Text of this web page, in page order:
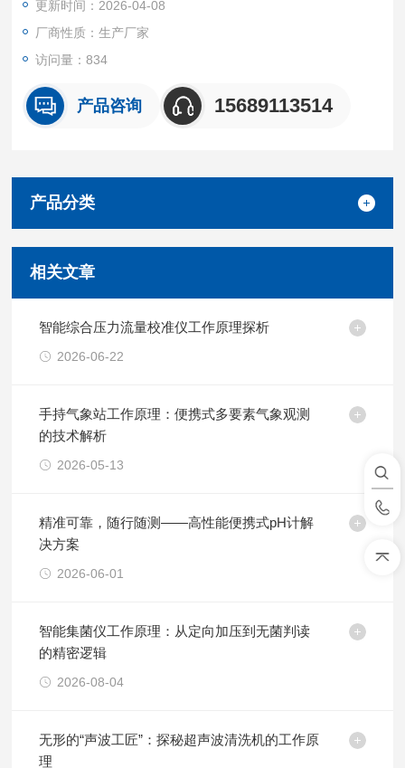
更新时间：2026-04-08
厂商性质：生产厂家
访问量：834
产品咨询 15689113514
产品分类
相关文章
智能综合压力流量校准仪工作原理探析
2026-06-22
手持气象站工作原理：便携式多要素气象观测
的技术解析
2026-05-13
精准可靠，随行随测——高性能便携式pH计解
决方案
2026-06-01
智能集菌仪工作原理：从定向加压到无菌判读
的精密逻辑
2026-08-04
无形的“声波工匠”：探秘超声波清洗机的工作原
理